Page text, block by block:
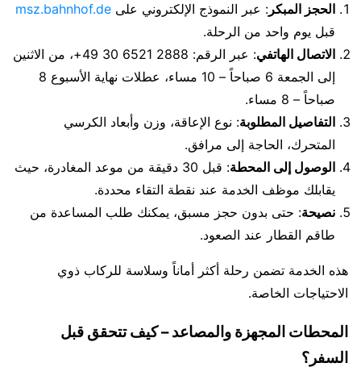
الحجز المبكر : عبر النموذج الإلكتروني على msz.bahnhof.de
قبل يوم واحد من الرحلة.
الاتصال الهاتفي
: عبر الرقم: 2888 6521 30 49+، من الاثنين
إلى الجمعة 6 صباحاً – 10 مساء، عطلات نهاية الأسبوع 8
صباحاً – 8 مساء.
التفاصيل المطلوبة: نوع الإعاقة، وزن وأبعاد الكرسي
المتحرك، الحاجة إلى مرافق.
الوصول إلى المحطة
: قبل 30 دقيقة من موعد المغادرة، حيث
يقابلك موظف الخدمة عند نقطة التقاء محددة.
نصيحة: حتى بدون حجز مسبق، يمكنك طلب المساعدة من
طاقم القطار عند الصعود.
هذه الخدمة تضمن رحلة أكثر أماناً وسلاسة للركاب ذوي
الاحتياجات الخاصة.
المحطات المجهزة والمصاعد – كيف تتحقق قبل
السفر؟